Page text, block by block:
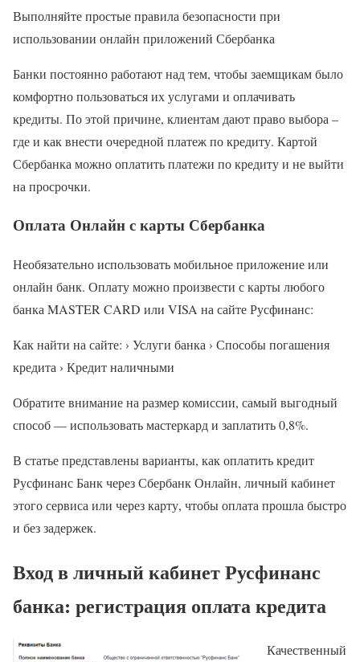
Выполняйте простые правила безопасности при
использовании онлайн приложений Сбербанка
Банки постоянно работают над тем, чтобы заемщикам было
комфортно пользоваться их услугами и оплачивать
кредиты. По этой причине, клиентам дают право выбора –
где и как внести очередной платеж по кредиту. Картой
Сбербанка можно оплатить платежи по кредиту и не выйти
на просрочки.
Оплата Онлайн с карты Сбербанка
Необязательно использовать мобильное приложение или
онлайн банк. Оплату можно произвести с карты любого
банка MASTER CARD или VISA на сайте Русфинанс:
Как найти на сайте: › Услуги банка › Способы погашения
кредита › Кредит наличными
Обратите внимание на размер комиссии, самый выгодный
способ — использовать мастеркард и заплатить 0,8%.
В статье представлены варианты, как оплатить кредит
Русфинанс Банк через Сбербанк Онлайн, личный кабинет
этого сервиса или через карту, чтобы оплата прошла быстро
и без задержек.
Вход в личный кабинет Русфинанс
банка: регистрация оплата кредита
Качественный